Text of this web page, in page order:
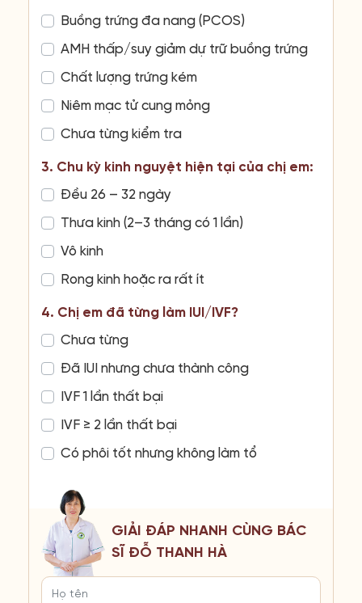
Buồng trứng đa nang (PCOS)
AMH thấp/suy giảm dự trữ buồng trứng
Chất lượng trứng kém
Niêm mạc tử cung mỏng
Chưa từng kiểm tra
3. Chu kỳ kinh nguyệt hiện tại của chị em:
Đều 26 – 32 ngày
Thưa kinh (2–3 tháng có 1 lần)
Vô kinh
Rong kinh hoặc ra rất ít
4. Chị em đã từng làm IUI/IVF?
Chưa từng
Đã IUI nhưng chưa thành công
IVF 1 lần thất bại
IVF ≥ 2 lần thất bại
Có phôi tốt nhưng không làm tổ
GIẢI ĐÁP NHANH CÙNG BÁC
SĨ ĐỖ THANH HÀ